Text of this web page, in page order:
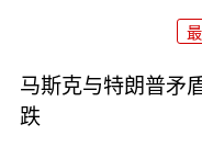
马斯克与特朗普矛
跌